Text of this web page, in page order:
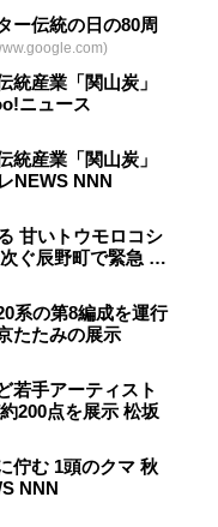
ー伝統の日の80周
統産業 「関山炭」
ニュース
統産業 「関山炭」
NEWS NNN
甘いトウモロコシ
ぐ辰野町で緊急 …
系の第8編成を運行
たたみの展示
若手アーティスト
200点を展示 松坂
佇む 1頭のクマ 秋
NNN